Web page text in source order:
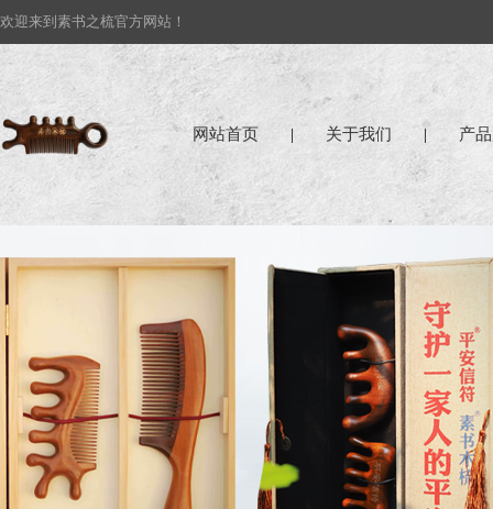
欢迎来到素书之梳官方网站！
网站首页 | 关于我们 | 产